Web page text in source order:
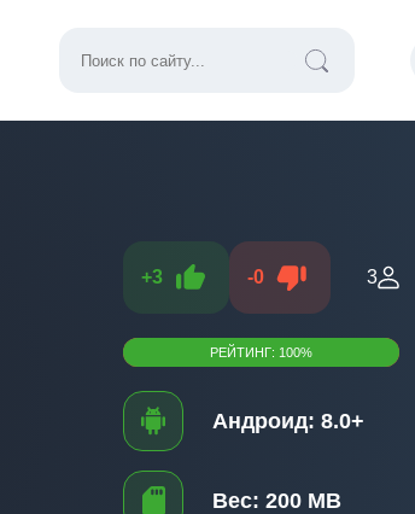
+3 -0 3
РЕЙТИНГ: 100%
Андроид: 8.0+
Вес: 200 MB